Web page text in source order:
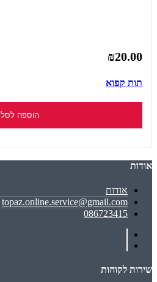
₪20.00
תות קפוא
הוספה לסל
אודות
אודות
topaz.online.service@gmail.com
086723415
שירות לקוחות